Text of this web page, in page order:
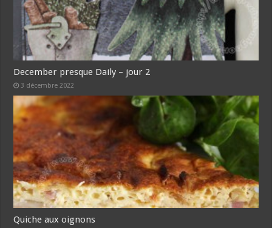
December presque Daily – jour 2
3 décembre 2022
Quiche aux oignons